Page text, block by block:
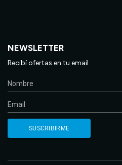
NEWSLETTER
Recibí ofertas en tu email